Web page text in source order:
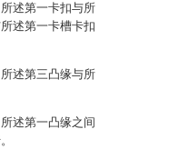
述第一卡扣与所
述第一卡槽卡扣
述第三凸缘与所
述第一凸缘之间